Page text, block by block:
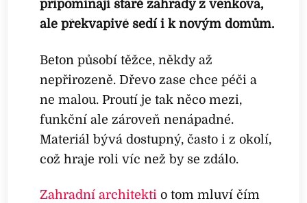
připomínají staré zahrady z venkova,
ale překvapivě sedí i k novým domům.
Beton působí těžce, někdy až
nepřirozeně. Dřevo zase chce péči a
ne malou. Proutí je tak něco mezi,
funkční ale zároveň nenápadné.
Materiál bývá dostupný, často i z okolí,
což hraje roli víc než by se zdálo.
Zahradní architekti o tom mluví čím